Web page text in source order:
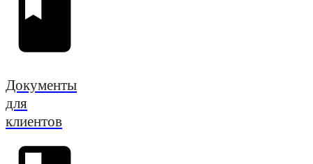
Документы
для
клиентов